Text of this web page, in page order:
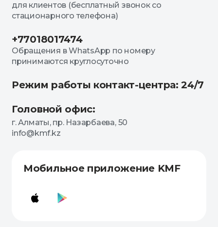
для клиентов (бесплатный звонок со
стационарного телефона)
+77018017474
Обращения в WhatsApp по номеру
принимаются круглосуточно
Режим работы контакт-центра: 24/7
Головной офис:
г. Алматы, пр. Назарбаева, 50
info@kmf.kz
Мобильное приложение KMF